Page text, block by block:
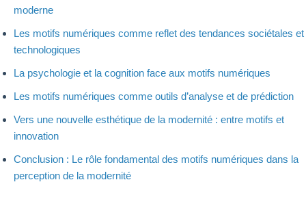
moderne
Les motifs numériques comme reflet des tendances sociétales et
technologiques
La psychologie et la cognition face aux motifs numériques
Les motifs numériques comme outils d’analyse et de prédiction
Vers une nouvelle esthétique de la modernité : entre motifs et
innovation
Conclusion : Le rôle fondamental des motifs numériques dans la
perception de la modernité